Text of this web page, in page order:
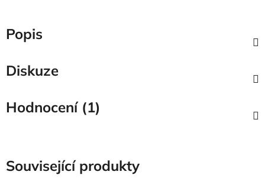
Popis
Diskuze
Hodnocení (1)
Související produkty